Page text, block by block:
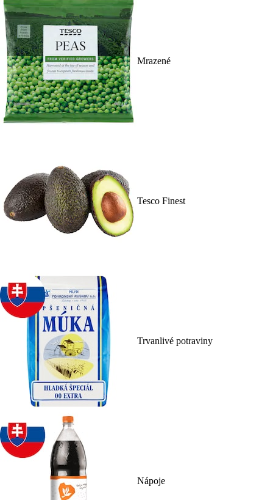
Mrazené
Tesco Finest
Trvanlivé potraviny
Nápoje